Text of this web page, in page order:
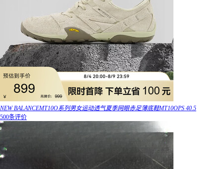
NEW BALANCEMT10O系列男女运动透气夏季网眼赤足薄底鞋MT10OPS 40.5
500条评价